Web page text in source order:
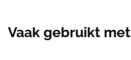
Vaak gebruikt met